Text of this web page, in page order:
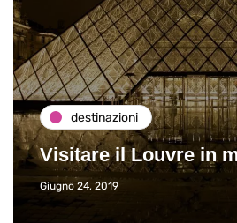
destinazioni
Visitare il Louvre in
Giugno 24, 2019